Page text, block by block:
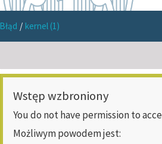
Błąd / kernel (1)
Wstęp wzbroniony
You do not have permission to
Możliwym powodem jest: